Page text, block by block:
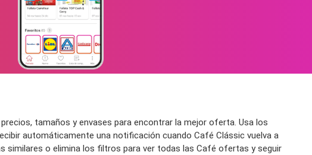
tamaños y envases para encontrar la mejor oferta. Usa los
automáticamente una notificación cuando Café Clássic vuelva a
similares o elimina los filtros para ver todas las Café ofertas y seguir